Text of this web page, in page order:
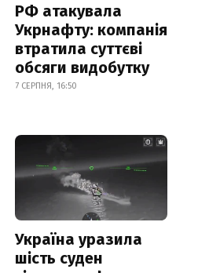
РФ атакувала
Укрнафту: компанія
втратила суттєві
обсяги видобутку
7 СЕРПНЯ, 16:50
Україна уразила
шість суден